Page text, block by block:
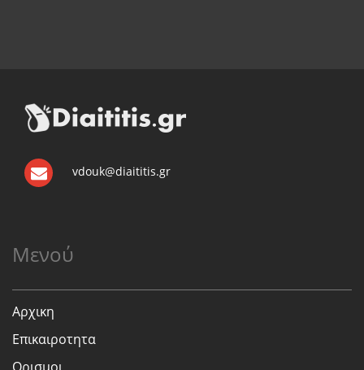
vdouk@diaititis.gr
Μενού
Αρχικη
Επικαιροτητα